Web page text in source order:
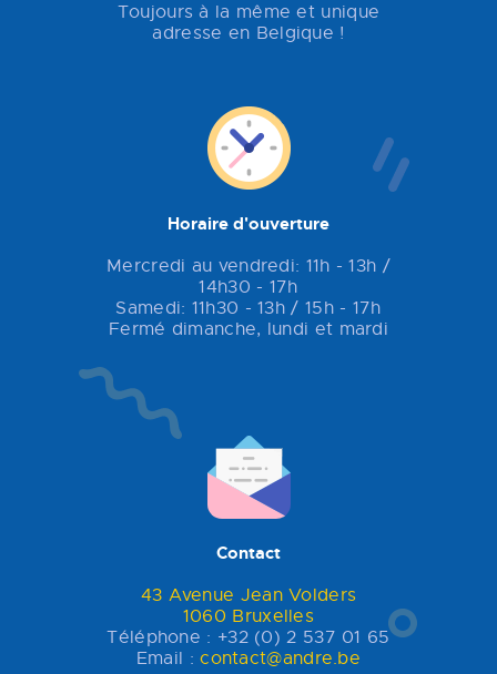
Toujours à la même et unique
adresse en Belgique !
Horaire d'ouverture
Mercredi au vendredi: 11h - 13h /
14h30 - 17h
Samedi: 11h30 - 13h / 15h - 17h
Fermé dimanche, lundi et mardi
Contact
43 Avenue Jean Volders
1060 Bruxelles
Téléphone : +32 (0) 2 537 01 65
Email :contact@andre.be